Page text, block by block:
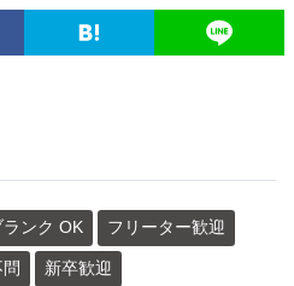
ランク OK フリーター歓迎
新卒歓迎